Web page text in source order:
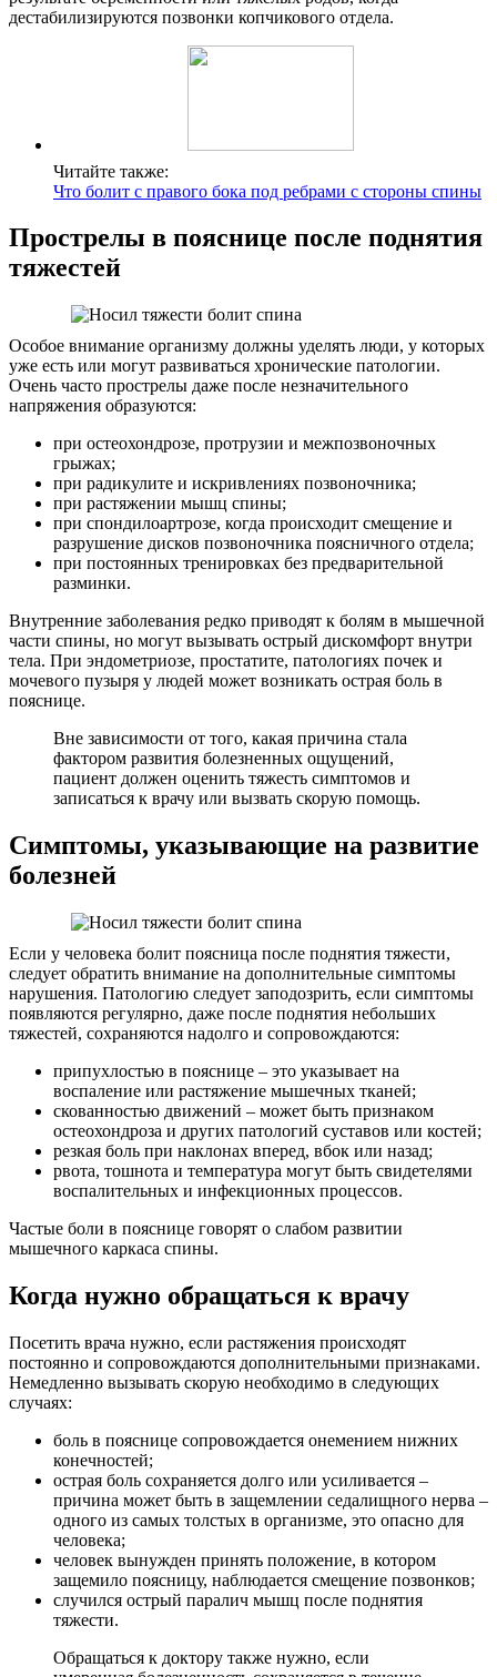
дестабилизируются позвонки копчикового отдела.
Читайте также:
Что болит с правого бока под ребрами с стороны спины
Прострелы в пояснице после поднятия
тяжестей
Особое внимание организму должны уделять люди, у которых
уже есть или могут развиваться хронические патологии.
Очень часто прострелы даже после незначительного
напряжения образуются:
при остеохондрозе, протрузии и межпозвоночных
грыжах;
при радикулите и искривлениях позвоночника;
при растяжении мышц спины;
при спондилоартрозе, когда происходит смещение и
разрушение дисков позвоночника поясничного отдела;
при постоянных тренировках без предварительной
разминки.
Внутренние заболевания редко приводят к болям в мышечной
части спины, но могут вызывать острый дискомфорт внутри
тела. При эндометриозе, простатите, патологиях почек и
мочевого пузыря у людей может возникать острая боль в
пояснице.
Вне зависимости от того, какая причина стала
фактором развития болезненных ощущений,
пациент должен оценить тяжесть симптомов и
записаться к врачу или вызвать скорую помощь.
Симптомы, указывающие на развитие
болезней
Если у человека болит поясница после поднятия тяжести,
следует обратить внимание на дополнительные симптомы
нарушения. Патологию следует заподозрить, если симптомы
появляются регулярно, даже после поднятия небольших
тяжестей, сохраняются надолго и сопровождаются:
припухлостью в пояснице – это указывает на
воспаление или растяжение мышечных тканей;
скованностью движений – может быть признаком
остеохондроза и других патологий суставов или костей;
резкая боль при наклонах вперед, вбок или назад;
рвота, тошнота и температура могут быть свидетелями
воспалительных и инфекционных процессов.
Частые боли в пояснице говорят о слабом развитии
мышечного каркаса спины.
Когда нужно обращаться к врачу
Посетить врача нужно, если растяжения происходят
постоянно и сопровождаются дополнительными признаками.
Немедленно вызывать скорую необходимо в следующих
случаях:
боль в пояснице сопровождается онемением нижних
конечностей;
острая боль сохраняется долго или усиливается –
причина может быть в защемлении седалищного нерва –
одного из самых толстых в организме, это опасно для
человека;
человек вынужден принять положение, в котором
защемило поясницу, наблюдается смещение позвонков;
случился острый паралич мышц после поднятия
тяжести.
Обращаться к доктору также нужно, если